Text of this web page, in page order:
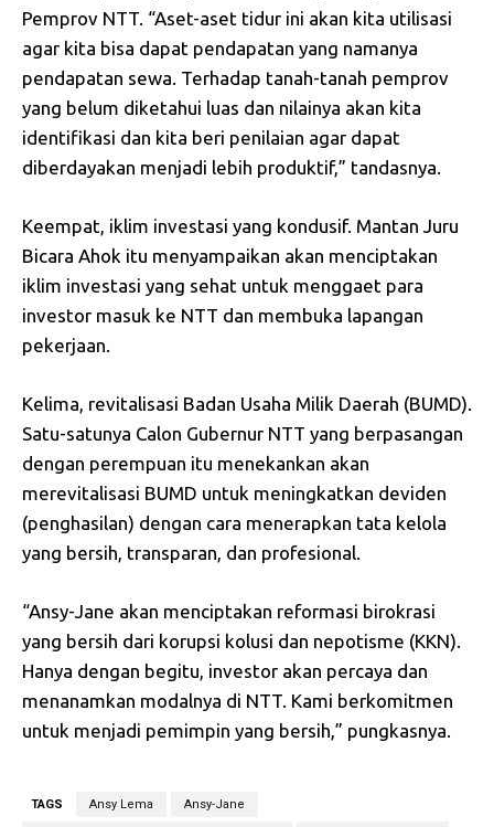
Pemprov NTT. “Aset-aset tidur ini akan kita utilisasi
agar kita bisa dapat pendapatan yang namanya
pendapatan sewa. Terhadap tanah-tanah pemprov
yang belum diketahui luas dan nilainya akan kita
identifikasi dan kita beri penilaian agar dapat
diberdayakan menjadi lebih produktif,” tandasnya.
Keempat, iklim investasi yang kondusif. Mantan Juru
Bicara Ahok itu menyampaikan akan menciptakan
iklim investasi yang sehat untuk menggaet para
investor masuk ke NTT dan membuka lapangan
pekerjaan.
Kelima, revitalisasi Badan Usaha Milik Daerah (BUMD).
Satu-satunya Calon Gubernur NTT yang berpasangan
dengan perempuan itu menekankan akan
merevitalisasi BUMD untuk meningkatkan deviden
(penghasilan) dengan cara menerapkan tata kelola
yang bersih, transparan, dan profesional.
“Ansy-Jane akan menciptakan reformasi birokrasi
yang bersih dari korupsi kolusi dan nepotisme (KKN).
Hanya dengan begitu, investor akan percaya dan
menanamkan modalnya di NTT. Kami berkomitmen
untuk menjadi pemimpin yang bersih,” pungkasnya.
TAGS Ansy Lema Ansy-Jane